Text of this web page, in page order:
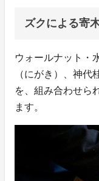
ズクによる寄
ウォールナット・
（にがき）、神
を、組み合わせら
ます。